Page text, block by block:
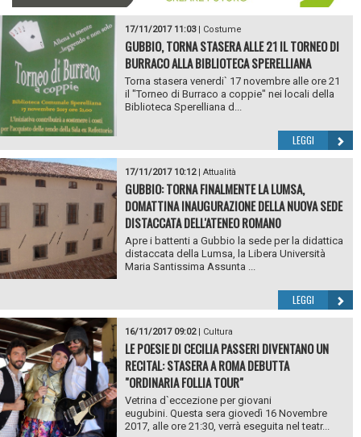
17/11/2017 11:03| Costume
GUBBIO, TORNA STASERA ALLE 21 IL TORNEO DI
BURRACO ALLA BIBLIOTECA SPERELLIANA
Torna stasera venerdi` 17 novembre alle ore 21
il "Torneo di Burraco a coppie" nei locali della
Biblioteca Sperelliana d...
LEGGI
17/11/2017 10:12| Attualità
GUBBIO: TORNA FINALMENTE LA LUMSA,
DOMATTINA INAUGURAZIONE DELLA NUOVA SEDE
DISTACCATA DELL'ATENEO ROMAN0
Apre i battenti a Gubbio la sede per la didattica
distaccata della Lumsa, la Libera Università
Maria Santissima Assunta ...
LEGGI
16/11/2017 09:02| Cultura
LE POESIE DI CECILIA PASSERI DIVENTANO UN
RECITAL: STASERA A ROMA DEBUTTA
"ORDINARIA FOLLIA TOUR"
Vetrina d`eccezione per giovani
eugubini. Questa sera giovedì 16 Novembre
2017, alle ore 21:30, verrà eseguita nel teatr...